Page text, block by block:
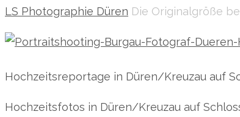
LS Photographie Düren Die Originalgröße
Hochzeitsreportage in Düren/Kreuzau auf
Hochzeitsfotos in Düren/Kreuzau auf